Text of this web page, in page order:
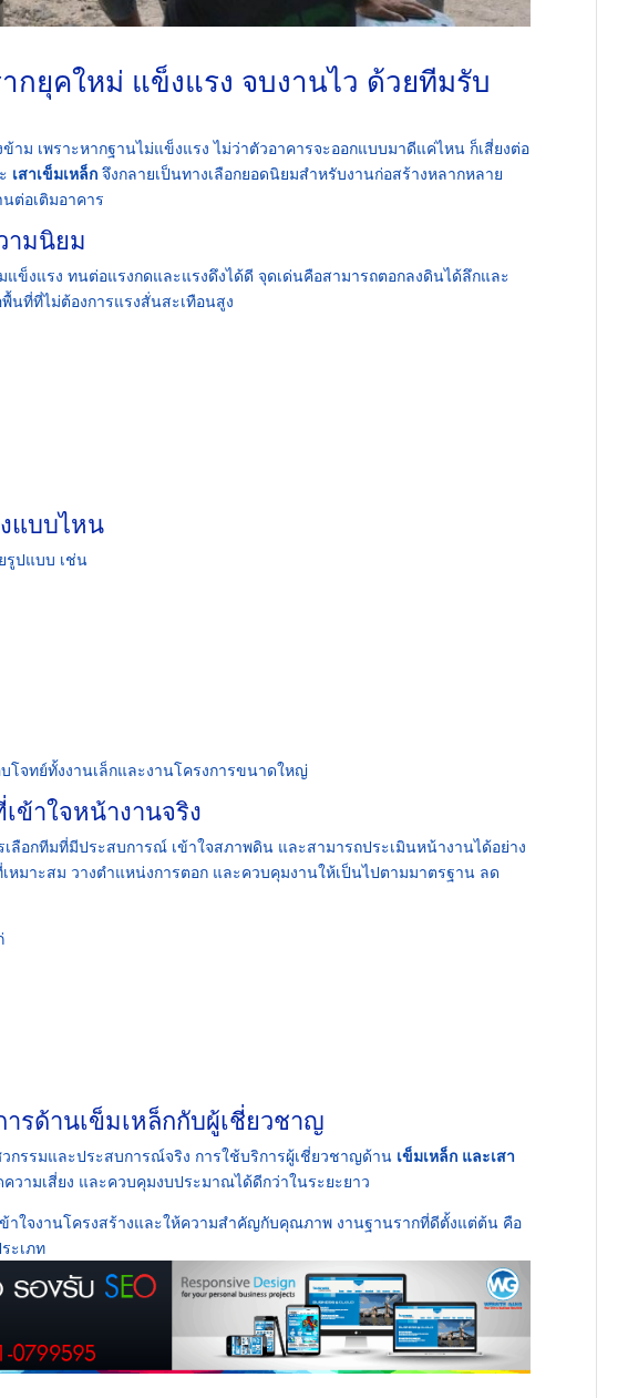
กยุคใหม่ แข็งแรง จบงานไว ด้วยทีมรับ
าม เพราะหากฐานไม่แข็งแรง ไม่ว่าตัวอาคารจะออกแบบมาดีแค่ไหน ก็เสี่ยงต่อ
เสาเข็มเหล็ก จึงกลายเป็นทางเลือกยอดนิยมสำหรับงานก่อสร้างหลากหลาย
ต่อเติมอาคาร
ามนิยม
ข็งแรง ทนต่อแรงกดและแรงดึงได้ดี จุดเด่นคือสามารถตอกลงดินได้ลึกและ
ที่ที่ไม่ต้องการแรงสั่นสะเทือนสูง
แบบไหน
รูปแบบ เช่น
โจทย์ทั้งงานเล็กและงานโครงการขนาดใหญ่
ข้าใจหน้างานจริง
ลือกทีมที่มีประสบการณ์ เข้าใจสภาพดิน และสามารถประเมินหน้างานได้อย่าง
มาะสม วางตำแหน่งการตอก และควบคุมงานให้เป็นไปตามมาตรฐาน ลด
รด้านเข็มเหล็กกับผู้เชี่ยวชาญ
กรรมและประสบการณ์จริง การใช้บริการผู้เชี่ยวชาญด้าน เข็มเหล็ก และเสา
วามเสี่ยง และควบคุมงบประมาณได้ดีกว่าในระยะยาว
าใจงานโครงสร้างและให้ความสำคัญกับคุณภาพ งานฐานรากที่ดีตั้งแต่ต้น คือ
ะเภท